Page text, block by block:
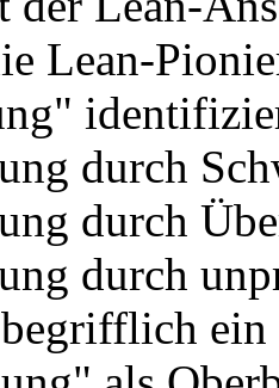
Lean-
durch
durch
durch